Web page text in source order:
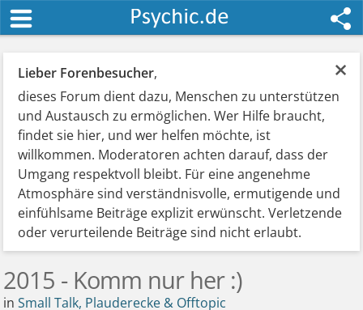
×
Lieber Forenbesucher,
dieses Forum dient dazu, Menschen zu unterstützen
und Austausch zu ermöglichen. Wer Hilfe braucht,
findet sie hier, und wer helfen möchte, ist
willkommen. Moderatoren achten darauf, dass der
Umgang respektvoll bleibt. Für eine angenehme
Atmosphäre sind verständnisvolle, ermutigende und
einfühlsame Beiträge explizit erwünscht. Verletzende
oder verurteilende Beiträge sind nicht erlaubt.
2015 - Komm nur her :)
inSmall Talk, Plauderecke & Offtopic